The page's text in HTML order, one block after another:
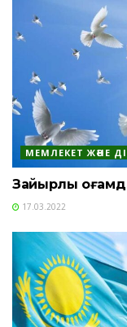
МЕМЛЕКЕТ ЖӘНЕ
Зайырлы
17.03.2022